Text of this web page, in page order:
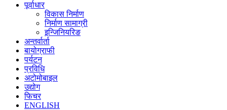
पूर्वाधार
विकास निर्माण
निर्माण सामाग्री
इन्जिनियरिङ
अन्तर्वार्ता
बायोग्राफी
पर्यटन
प्रविधि
अटोमोबाइल
उद्योग
फिचर
ENGLISH